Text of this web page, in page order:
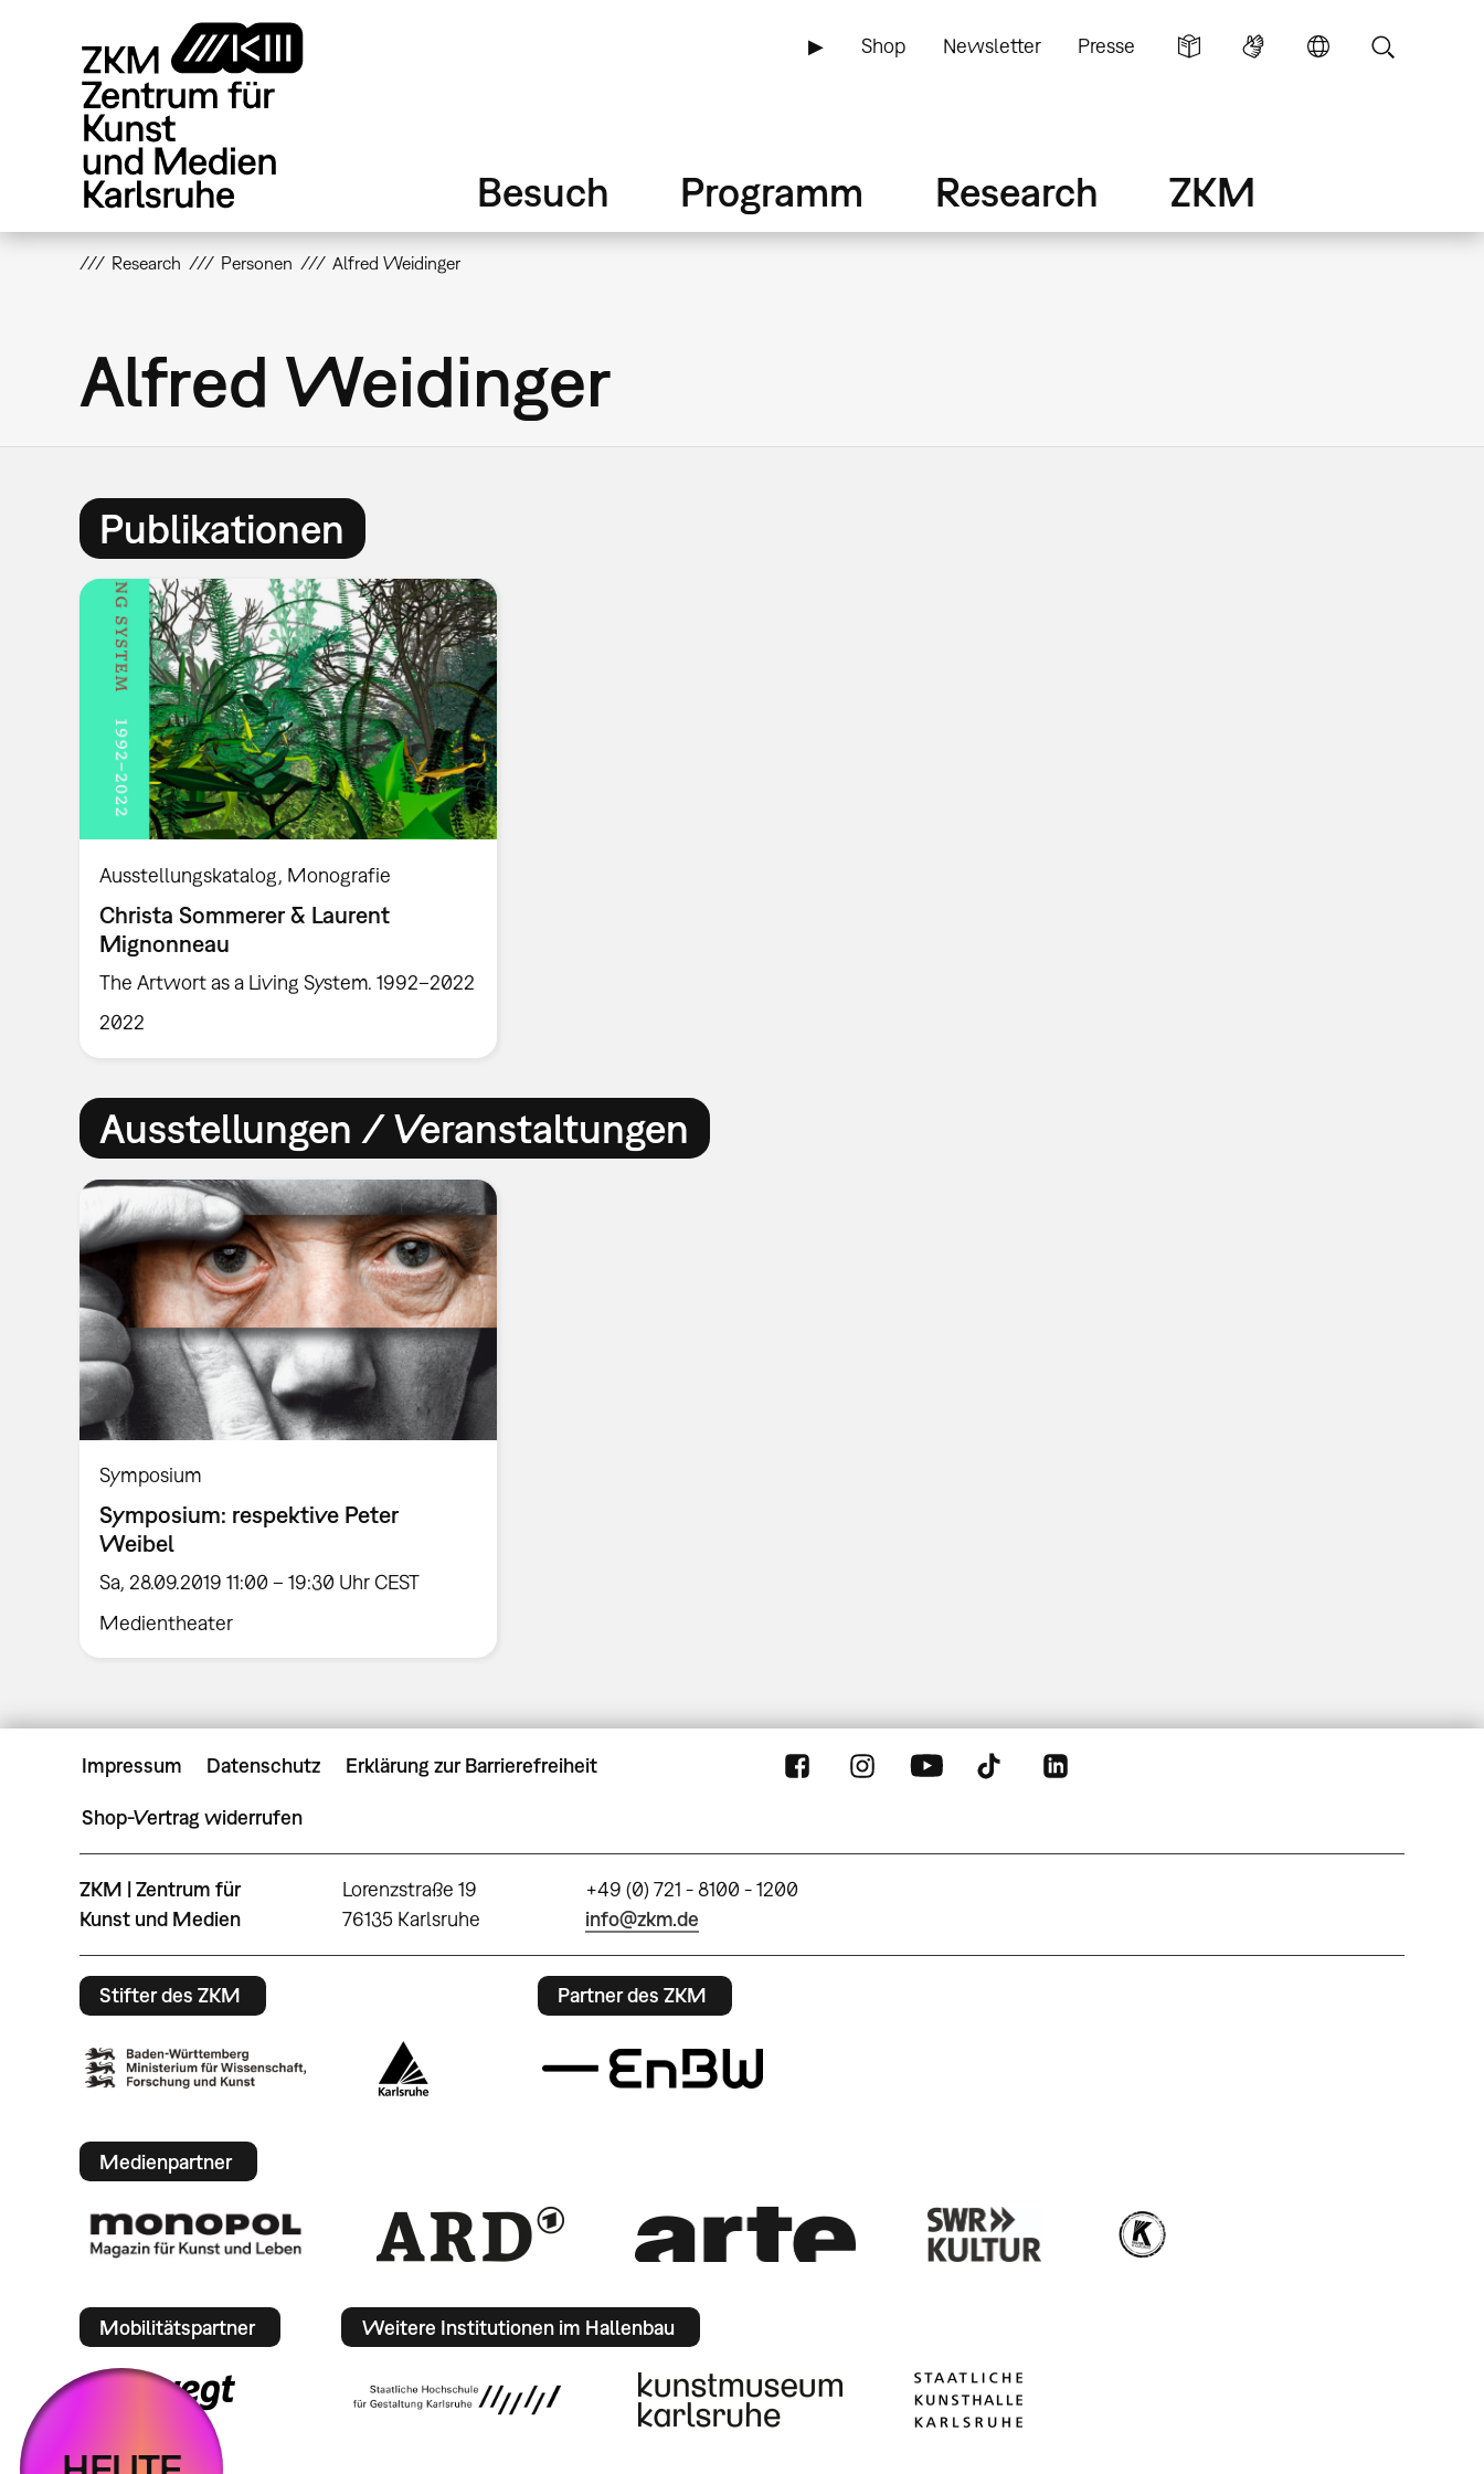
▶ Shop Newsletter Presse
Besuch Programm Research ZKM
Research Personen Alfred Weidinger
Alfred Weidinger
Publikationen
Ausstellungskatalog Monografie
Christa Sommerer & Laurent
Mignonneau
The Artwort as a Living System. 1992–2022
2022
Ausstellungen / Veranstaltungen
Symposium
Symposium: respektive Peter
Weibel
Sa, 28.09.2019 11:00 – 19:30 Uhr CEST
Medientheater
Impressum Datenschutz Erklärung zur Barrierefreiheit
Shop-Vertrag widerrufen
ZKM | Zentrum für
Kunst und Medien
Lorenzstraße 19
76135 Karlsruhe
+49 (0) 721 - 8100 - 1200
info@zkm.de
Stifter des ZKM Partner des ZKM
Medienpartner
Mobilitätspartner Weitere Institutionen im Hallenbau